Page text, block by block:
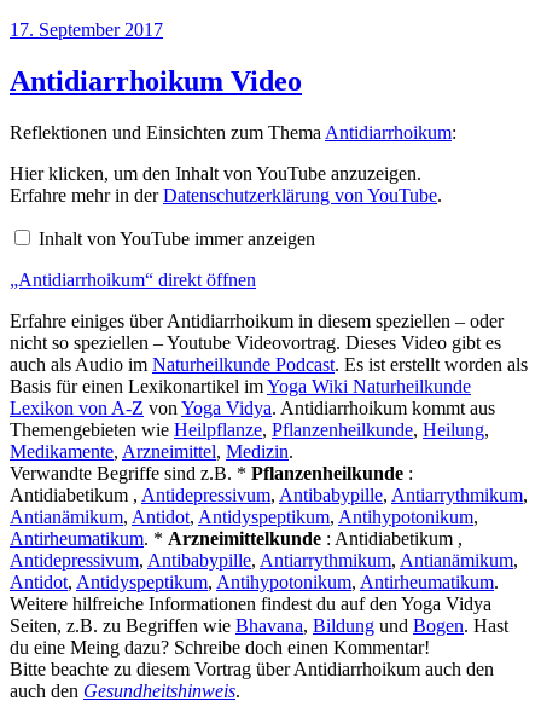
Veröffentlicht
17. September 2017
Antidiarrhoikum Video
Reflektionen und Einsichten zum Thema Antidiarrhoikum:
„Antidiarrhoikum“
von
YouTube
Hier klicken, um den Inhalt von YouTube anzuzeigen.
Erfahre mehr in derDatenschutzerklärung von YouTube.
Inhalt von YouTube immer anzeigen
„Antidiarrhoikum“ direkt öffnen
Erfahre einiges über Antidiarrhoikum in diesem speziellen – oder
nicht so speziellen – Youtube Videovortrag. Dieses Video gibt es
auch als Audio im Naturheilkunde Podcast. Es ist erstellt worden als
Basis für einen Lexikonartikel imYoga Wiki Naturheilkunde
Lexikon von A-Z von Yoga Vidya. Antidiarrhoikum kommt aus
Themengebieten wie Heilpflanze, Pflanzenheilkunde, Heilung,
Medikamente, Arzneimittel, Medizin.
Verwandte Begriffe sind z.B. * Pflanzenheilkunde :
Antidiabetikum , Antidepressivum, Antibabypille, Antiarrythmikum,
Antianämikum, Antidot, Antidyspeptikum, Antihypotonikum,
Antirheumatikum. * Arzneimittelkunde : Antidiabetikum ,
Antidepressivum, Antibabypille, Antiarrythmikum, Antianämikum,
Antidot, Antidyspeptikum, Antihypotonikum, Antirheumatikum.
Weitere hilfreiche Informationen findest du auf den Yoga Vidya
Seiten, z.B. zu Begriffen wie Bhavana, Bildung und Bogen. Hast
du eine Meing dazu? Schreibe doch einen Kommentar!
Bitte beachte zu diesem Vortrag über Antidiarrhoikum auch den
auch den Gesundheitshinweis.